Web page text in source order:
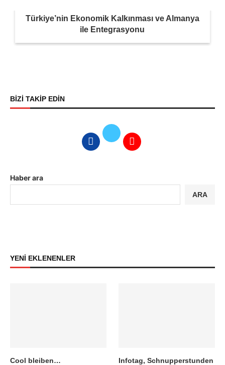
Türkiye’nin Ekonomik Kalkınması ve Almanya
ile Entegrasyonu
BİZİ TAKİP EDİN
Haber ara
ARA
YENİ EKLENENLER
Cool bleiben…
Infotag, Schnupperstunden